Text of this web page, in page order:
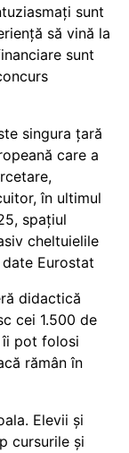
sunt
să vină la
sunt
singura țară
care a
în ultimul
spațiul
cheltuielile
Eurostat
didactică
cei 1.500 de
îi pot folosi
rămân în
Elevii și
cursurile și